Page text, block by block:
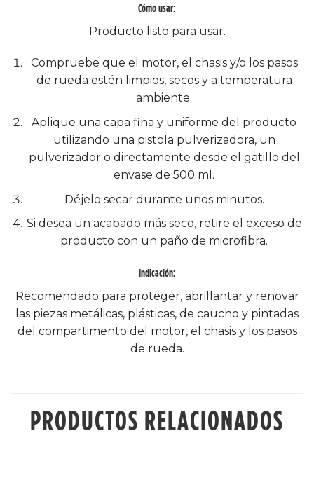
Cómo usar:
Producto listo para usar.
Compruebe que el motor, el chasis y/o los pasos
de rueda estén limpios, secos y a temperatura
ambiente.
Aplique una capa fina y uniforme del producto
utilizando una pistola pulverizadora, un
pulverizador o directamente desde el gatillo del
envase de 500 ml.
Déjelo secar durante unos minutos.
Si desea un acabado más seco, retire el exceso de
producto con un paño de microfibra.
Indicación:
Recomendado para proteger, abrillantar y renovar
las piezas metálicas, plásticas, de caucho y pintadas
del compartimento del motor, el chasis y los pasos
de rueda.
PRODUCTOS RELACIONADOS